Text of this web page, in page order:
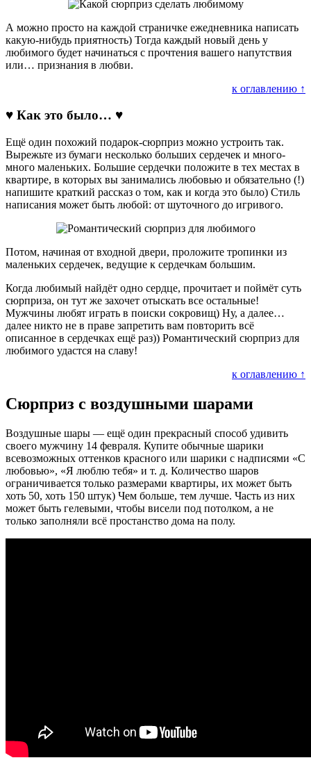
А можно просто на каждой страничке ежедневника написать
какую-нибудь приятность) Тогда каждый новый день у
любимого будет начинаться с прочтения вашего напутствия
или… признания в любви.
к оглавлению ↑
♥ Как это было… ♥
Ещё один похожий подарок-сюрприз можно устроить так.
Вырежьте из бумаги несколько больших сердечек и много-
много маленьких. Большие сердечки положите в тех местах в
квартире, в которых вы занимались любовью и обязательно (!)
напишите краткий рассказ о том, как и когда это было) Стиль
написания может быть любой: от шуточного до игривого.
Потом, начиная от входной двери, проложите тропинки из
маленьких сердечек, ведущие к сердечкам большим.
Когда любимый найдёт одно сердце, прочитает и поймёт суть
сюрприза, он тут же захочет отыскать все остальные!
Мужчины любят играть в поиски сокровищ) Ну, а далее…
далее никто не в праве запретить вам повторить всё
описанное в сердечках ещё раз)) Романтический сюрприз для
любимого удастся на славу!
к оглавлению ↑
Сюрприз с воздушными шарами
Воздушные шары — ещё один прекрасный способ удивить
своего мужчину 14 февраля. Купите обычные шарики
всевозможных оттенков красного или шарики с надписями «С
любовью», «Я люблю тебя» и т. д. Количество шаров
ограничивается только размерами квартиры, их может быть
хоть 50, хоть 150 штук) Чем больше, тем лучше. Часть из них
может быть гелевыми, чтобы висели под потолком, а не
только заполняли всё простанство дома на полу.